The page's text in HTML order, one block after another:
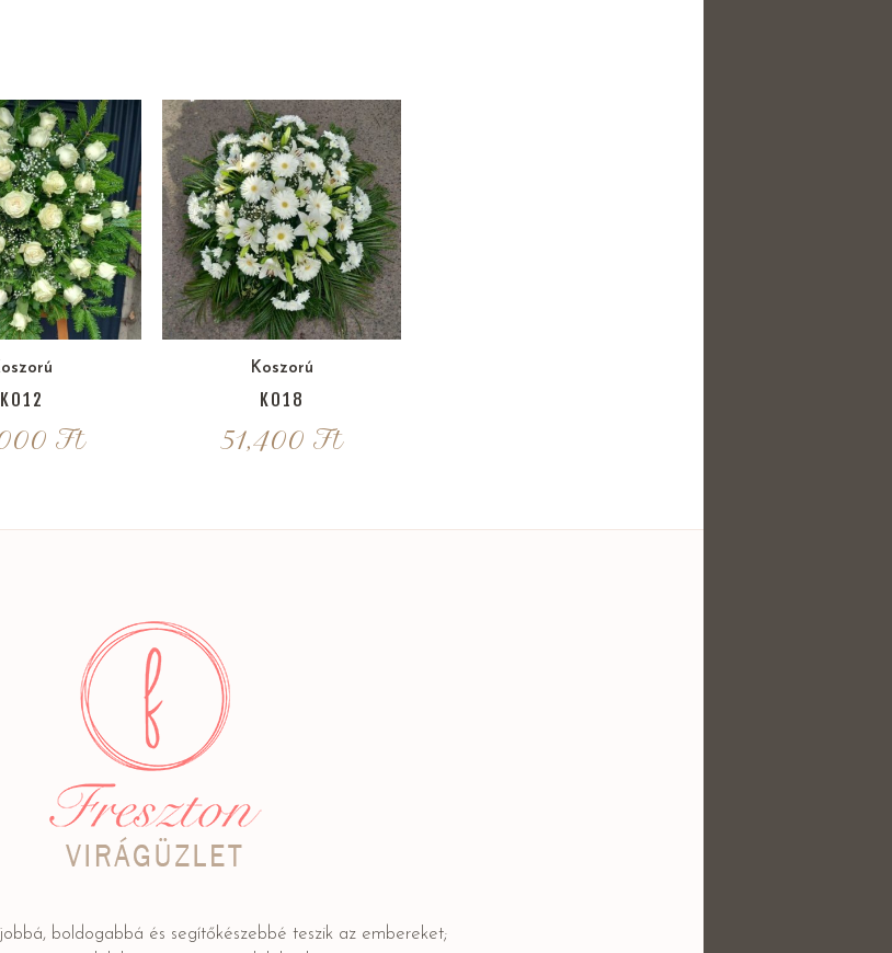
K012
Ft
Koszorú
K018
51,400 Ft
boldogabbá és segítőkészebbé teszik az embereket;